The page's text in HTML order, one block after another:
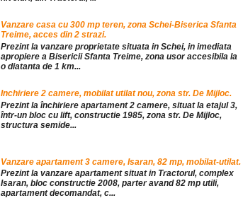
Vanzare casa cu 300 mp teren, zona Schei-Biserica Sfanta
Treime, acces din 2 strazi.
Prezint la vanzare proprietate situata in Schei, in imediata
apropiere a Bisericii Sfanta Treime, zona usor accesibila la
o diatanta de 1 km...
Inchiriere 2 camere, mobilat utilat nou, zona str. De Mijloc.
Prezint la închiriere apartament 2 camere, situat la etajul 3,
într-un bloc cu lift, constructie 1985, zona str. De Mijloc,
structura semide...
Vanzare apartament 3 camere, Isaran, 82 mp, mobilat-utilat.
Prezint la vanzare apartament situat in Tractorul, complex
Isaran, bloc constructie 2008, parter avand 82 mp utili,
apartament decomandat, c...